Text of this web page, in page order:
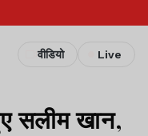
वीडियो Live
सलीम खान,